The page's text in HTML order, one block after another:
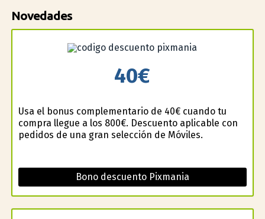
Novedades
40€
Usa el bonus complementario de 40€ cuando tu
compra llegue a los 800€. Descuento aplicable con
pedidos de una gran selección de Móviles.
Bono descuento Pixmania